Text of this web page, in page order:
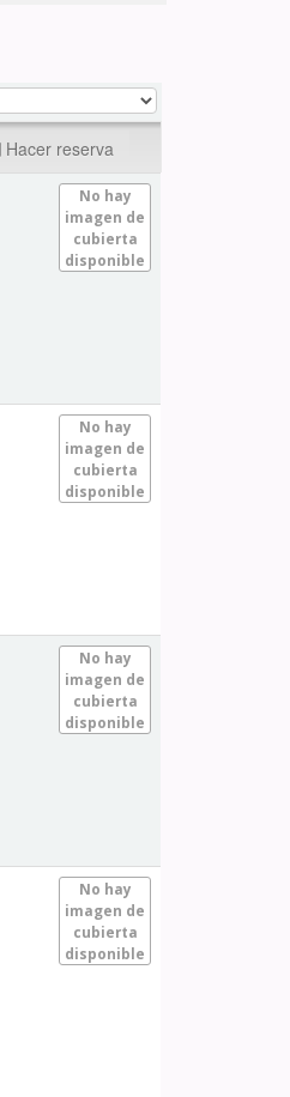
Hacer reserva
No hay
imagen de
cubierta
disponible
No hay
imagen de
cubierta
disponible
No hay
imagen de
cubierta
disponible
No hay
imagen de
cubierta
disponible